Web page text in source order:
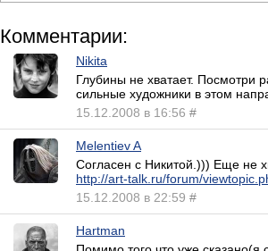
Комментарии:
Nikita
Глубины не хватает. Посмотри
сильные художники в этом
15.12.2008 в 16:56 #
Melentiev A
Согласен с Никитой.))) Еще не
http://art-talk.ru/forum/
15.12.2008 в 22:59 #
Hartman